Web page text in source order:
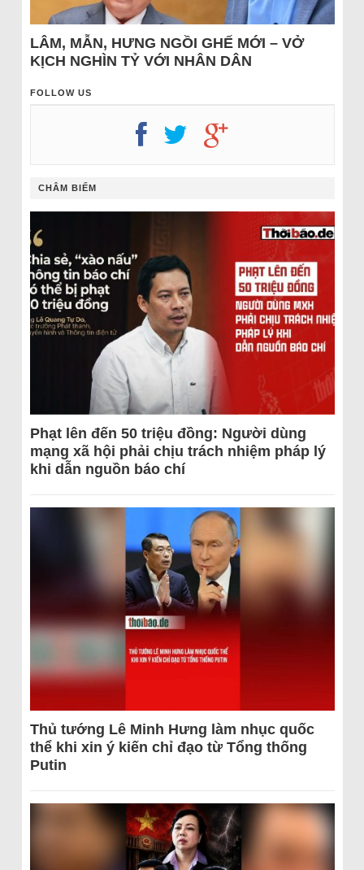
LÂM, MẪN, HƯNG NGỒI GHẾ MỚI – VỞ
KỊCH NGHÌN TỶ VỚI NHÂN DÂN
FOLLOW US
CHÂM BIẾM
Phạt lên đến 50 triệu đồng: Người dùng
mạng xã hội phải chịu trách nhiệm pháp lý
khi dẫn nguồn báo chí
Thủ tướng Lê Minh Hưng làm nhục quốc
thể khi xin ý kiến chỉ đạo từ Tổng thống
Putin